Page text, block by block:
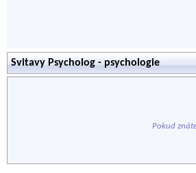
Svitavy Psycholog - psychologie
Pokud